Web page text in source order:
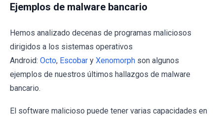
Ejemplos de malware bancario
Hemos analizado decenas de programas maliciosos
dirigidos a los sistemas operativos
Android: Octo, Escobar y Xenomorph son algunos
ejemplos de nuestros últimos hallazgos de malware
bancario.
El software malicioso puede tener varias capacidades en